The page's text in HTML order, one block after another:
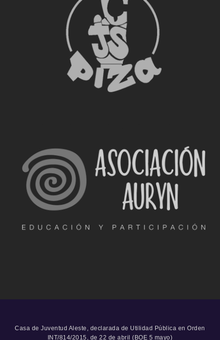
Casa de Juventud Aleste, declarada de Utilidad Pública en Orden
INT/814/2015, de 22 de abril (BOE 5 mayo)